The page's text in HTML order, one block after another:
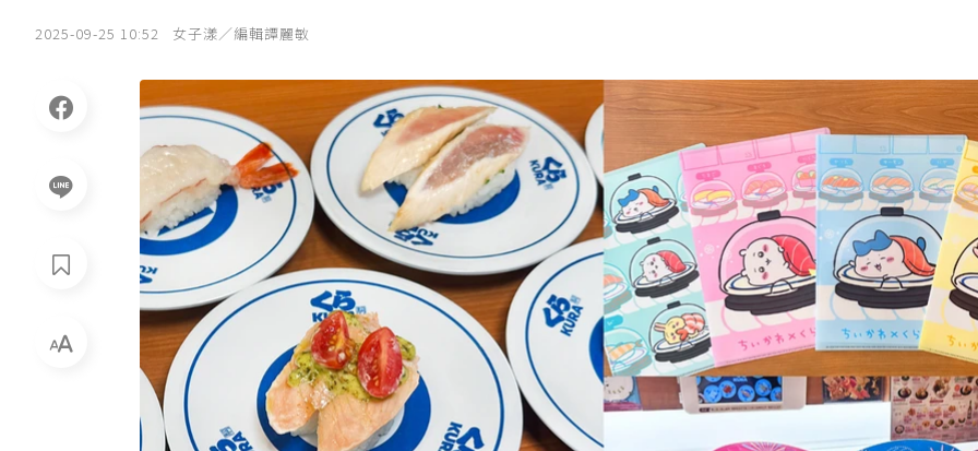
2025-09-25 10:52 女子漾／編輯譚麗敏